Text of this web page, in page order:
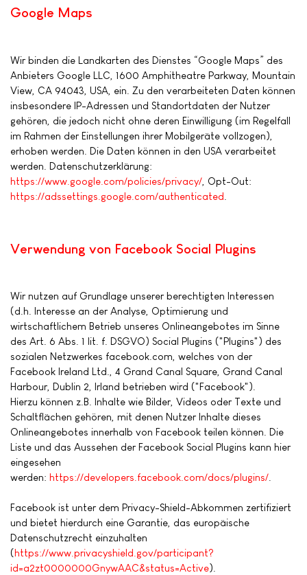
Google Maps
Wir binden die Landkarten des Dienstes “Google Maps” des
Anbieters Google LLC, 1600 Amphitheatre Parkway, Mountain
View, CA 94043, USA, ein. Zu den verarbeiteten Daten können
insbesondere IP-Adressen und Standortdaten der Nutzer
gehören, die jedoch nicht ohne deren Einwilligung (im Regelfall
im Rahmen der Einstellungen ihrer Mobilgeräte vollzogen),
erhoben werden. Die Daten können in den USA verarbeitet
werden. Datenschutzerklärung:
https://www.google.com/policies/privacy/ , Opt-Out:
https://adssettings.google.com/authenticated
Verwendung von Facebook Social Plugins
Wir nutzen auf Grundlage unserer berechtigten Interessen
(d.h. Interesse an der Analyse, Optimierung und
wirtschaftlichem Betrieb unseres Onlineangebotes im Sinne
des Art. 6 Abs. 1 lit. f. DSGVO) Social Plugins ("Plugins") des
sozialen Netzwerkes facebook.com, welches von der
Facebook Ireland Ltd., 4 Grand Canal Square, Grand Canal
Harbour, Dublin 2, Irland betrieben wird ("Facebook").
Hierzu können z.B. Inhalte wie Bilder, Videos oder Texte und
Schaltflächen gehören, mit denen Nutzer Inhalte dieses
Onlineangebotes innerhalb von Facebook teilen können. Die
Liste und das Aussehen der Facebook Social Plugins kann hier
eingesehen
werden: https://developers.facebook.com/docs/plugins/
Facebook ist unter dem Privacy-Shield-Abkommen zertifiziert
und bietet hierdurch eine Garantie, das europäische
Datenschutzrecht einzuhalten
(https://www.privacyshield.gov/participant?
id=a2zt0000000GnywAAC&status=Active).